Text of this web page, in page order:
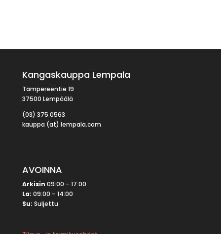
Kangaskauppa Lempala
Tampereentie 19
37500 Lempäälä
(03) 375 0563
kauppa (at) lempala.com
AVOINNA
Arkisin 09:00 – 17:00
La: 09:00 – 14:00
Su: Suljettu